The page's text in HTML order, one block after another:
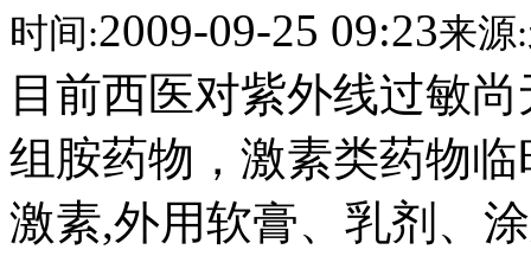
时间:2009-09-25 09:23来源:
目前西医对紫外线过敏
组胺药物，激素类药物
激素,外用软膏、乳剂、